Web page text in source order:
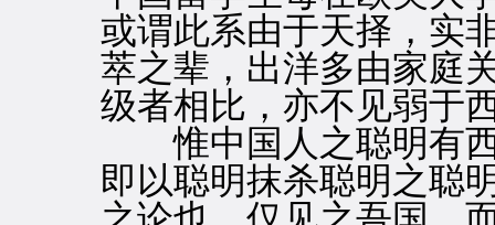
或谓此系由于天择，实
萃之辈，出洋多由家庭
级者相比，亦不见弱于
惟中国人之聪明有西
即以聪明抹杀聪明之聪